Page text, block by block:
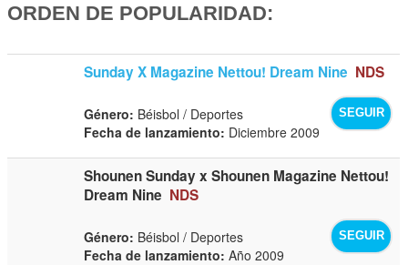
ORDEN DE POPULARIDAD:
Sunday X Magazine Nettou! Dream Nine NDS
SEGUIR
Género: Béisbol / Deportes
Fecha de lanzamiento: Diciembre 2009
Shounen Sunday x Shounen Magazine Nettou!
Dream Nine NDS
SEGUIR
Género: Béisbol / Deportes
Fecha de lanzamiento: Año 2009